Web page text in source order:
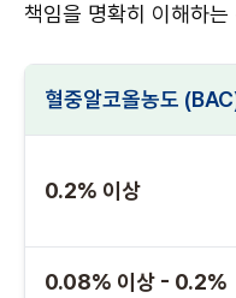
책임을 명확히 이해하
혈중알코올농도
0.2% 이상
0.08% 이상 - 0.2%